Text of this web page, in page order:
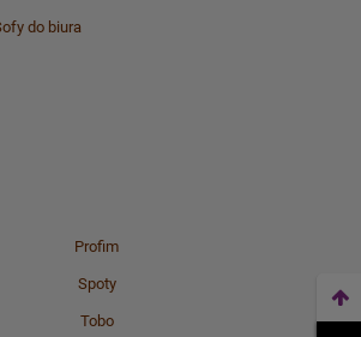
do biura
Profim
Spoty
Tobo